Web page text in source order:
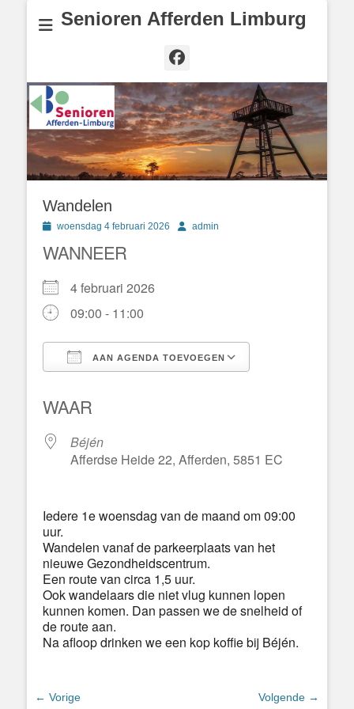
Senioren Afferden Limburg
Facebook
Wandelen
Geplaatst
woensdag 4 februari 2026 Authoradmin
WANNEER
4 februari 2026
09:00 - 11:00
AAN AGENDA TOEVOEGEN
WAAR
Béjén
Afferdse Heide 22, Afferden, 5851 EC
Iedere 1e woensdag van de maand om 09:00
uur.
Wandelen vanaf de parkeerplaats van het
nieuwe Gezondheidscentrum.
Een route van circa 1,5 uur.
Ook wandelaars die niet vlug kunnen lopen
kunnen komen. Dan passen we de snelheid of
de route aan.
Na afloop drinken we een kop koffie bij Béjén.
Bericht
← Vorige
Volgende →